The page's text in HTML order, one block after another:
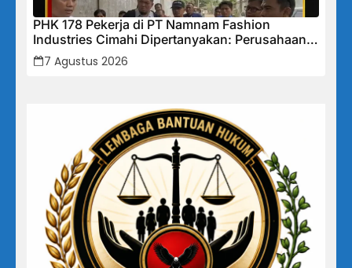
PHK 178 Pekerja di PT Namnam Fashion
Industries Cimahi Dipertanyakan: Perusahaan
Klaim Rugi, Laporan Keuangan Justru
Tunjukkan Penurunan Laba.
7 Agustus 2026